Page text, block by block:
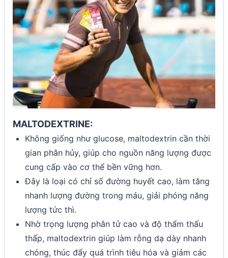
MALTODEXTRINE:
Không giống như glucose, maltodextrin cần thời
gian phân hủy, giúp cho nguồn năng lượng được
cung cấp vào cơ thể bền vững hơn.
Đây là loại có chỉ số đường huyết cao, làm tăng
nhanh lượng đường trong máu, giải phóng năng
lượng tức thì.
Nhờ trọng lượng phân tử cao và độ thẩm thấu
thấp, maltodextrin giúp làm rỗng dạ dày nhanh
chóng, thúc đẩy quá trình tiêu hóa và giảm các